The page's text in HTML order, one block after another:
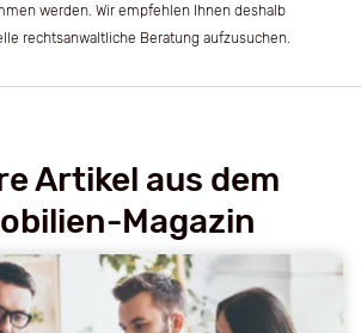
werden. Wir empfehlen Ihnen deshalb
rechtsanwaltliche Beratung aufzusuchen.
Artikel aus dem
Magazin